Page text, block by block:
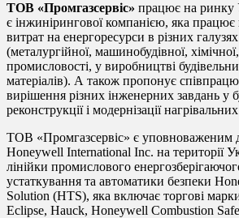
ТОВ «Промгазсервіс» працює на ринку
є інжинірингової компанією, яка працює
витрат на енергоресурси в різних
(металургійної, машинобудівної,
промисловості, у виробництві
матеріалів). А також пропонує
вирішення різних інженерних завдань у
реконструкції і модернізації
ТОВ «Промгазсервіс» є уповноваженим
Honeywell International Inc. на території
лінійки промислового
устаткування та автоматики безпеки
Solution (HTS), яка включає торгові
Eclipse, Hauck, Honeywell Combustion